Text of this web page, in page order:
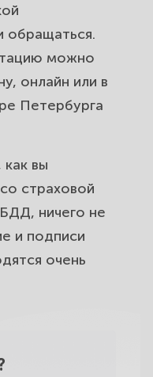
обращаться.
можно
онлайн или в
Петербурга
вы
страховой
ничего не
и подписи
очень